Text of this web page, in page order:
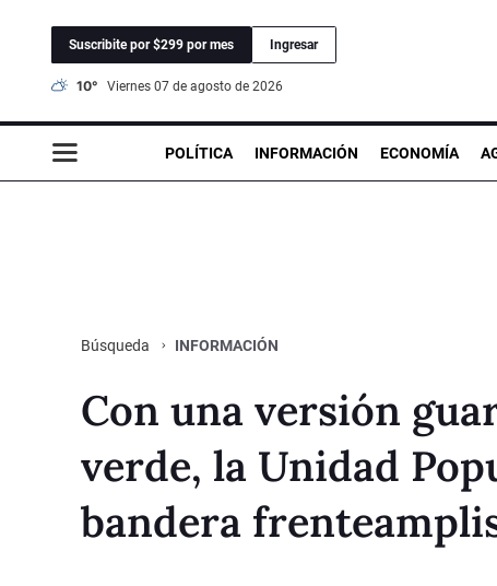
Suscribite por $299 por mes Ingresar
10° viernes 07 de agosto de 2026
POLÍTICA INFORMACIÓN ECONOMÍA
Búsqueda INFORMACIÓN
Con una versión
verde, la Unidad
bandera